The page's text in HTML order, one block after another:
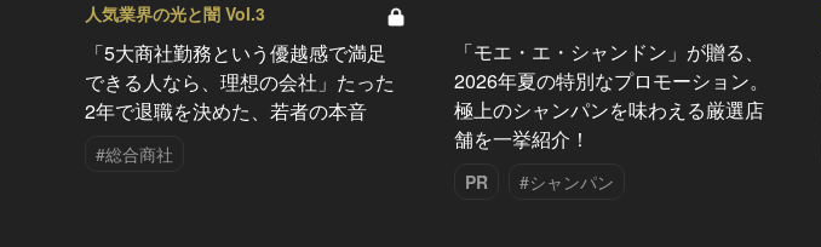
人気業界の光と闇 Vol.3
「5大商社勤務という優越感で満足
できる人なら、理想の会社」たった
2年で退職を決めた、若者の本音
#総合商社
「モエ・エ・シャンドン」が贈る、
2026年夏の特別なプロモーション。
極上のシャンパンを味わえる厳選店
舗を一挙紹介！
PR #シャンパン